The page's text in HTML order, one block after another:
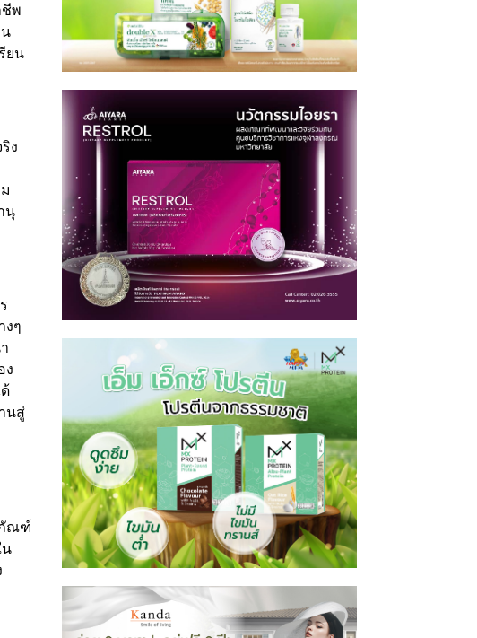
พ
ยน
ง
นุ
งๆ
ง
นสู่
ภัณฑ์
น